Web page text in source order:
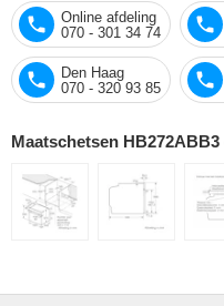
Online afdeling
070 - 301 34 74
Den Haag
070 - 320 93 85
Maatschetsen HB272ABB3